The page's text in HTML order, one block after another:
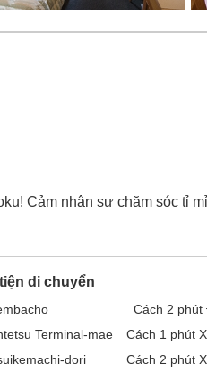
Cảm nhận sự chăm sóc tỉ
di chuyển
Cách 2 phút
Terminal-mae
Cách 1 phút
dori
Cách 2 phút